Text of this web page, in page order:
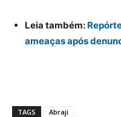
Leia também:
ameaças após
TAGS
Abraji